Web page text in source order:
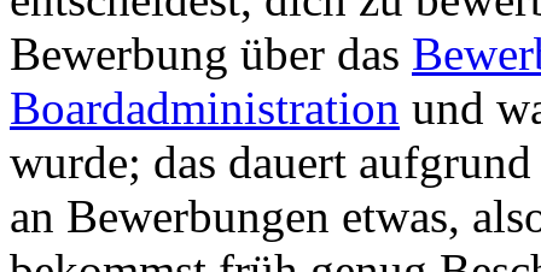
Bewerbung über das
Boardadministration und
wurde; das dauert
an Bewerbungen etwas,